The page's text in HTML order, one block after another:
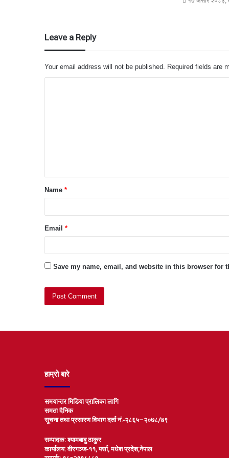
Leave a Reply
Your email address will not be published. Required fields are
t
*
Name *
Email *
Save my name, email, and website in this browser for
हाम्रो बारे
समयान्तर मिडिया प्रालिका लागि
समता दैनिक
सूचना तथा प्रसारण विभाग दर्ता नं.-२८६५–२०७८/७९
सम्पादक: श्यामबाबु ठाकुर
कार्यालय: वीरगञ्ज-११, पर्सा, मधेश प्रदेश,नेपाल